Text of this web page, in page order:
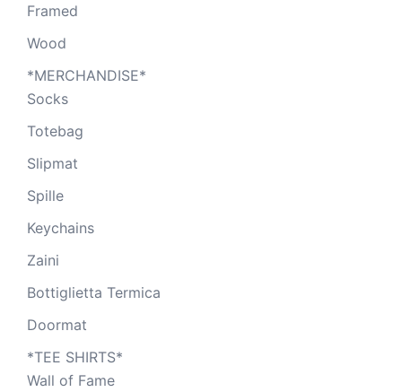
Framed
Wood
*MERCHANDISE*
Socks
Totebag
Slipmat
Spille
Keychains
Zaini
Bottiglietta Termica
Doormat
*TEE SHIRTS*
Wall of Fame